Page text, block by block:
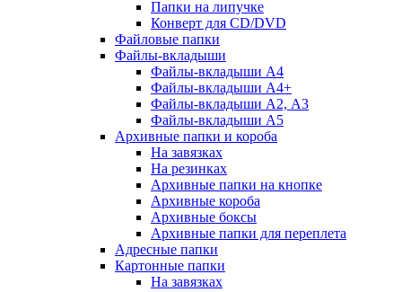
Папки на липучке
Конверт для CD/DVD
Файловые папки
Файлы-вкладыши
Файлы-вкладыши А4
Файлы-вкладыши А4+
Файлы-вкладыши А2, А3
Файлы-вкладыши А5
Архивные папки и короба
На завязках
На резинках
Архивные папки на кнопке
Архивные короба
Архивные боксы
Архивные папки для переплета
Адресные папки
Картонные папки
На завязках